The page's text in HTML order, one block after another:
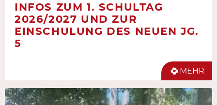
INFOS ZUM 1. SCHULTAG
2026/2027 UND ZUR
EINSCHULUNG DES NEUEN JG.
5
MEHR